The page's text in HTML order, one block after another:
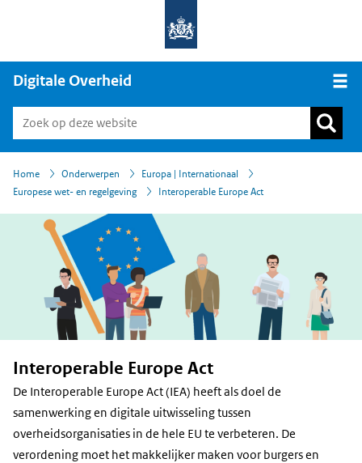
Digitale Overheid
Home
› Onderwerpen
› Europa | Internationaal
›
Europese wet- en regelgeving
›
Interoperable Europe Act
Interoperable Europe Act
De Interoperable Europe Act (IEA) heeft als doel de
samenwerking en digitale uitwisseling tussen
overheidsorganisaties in de hele EU te verbeteren. De
verordening moet het makkelijker maken voor burgers en